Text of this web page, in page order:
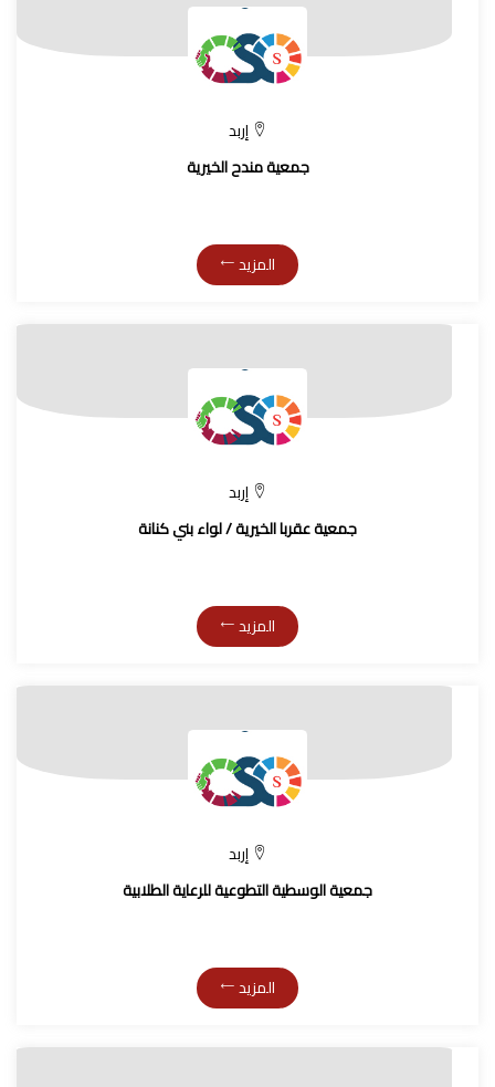
إربد
جمعية مندح الخيرية
المزيد
إربد
جمعية عقربا الخيرية / لواء بني كنانة
المزيد
إربد
جمعية الوسطية التطوعية للرعاية الطلابية
المزيد